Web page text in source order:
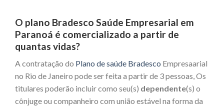
O plano Bradesco Saúde Empresarial em
Paranoá é comercializado a partir de
quantas vidas?
A contratação do Plano de saúde Bradesco Empresaarial
no Rio de Janeiro pode ser feita a partir de 3 pessoas, Os
titulares poderão incluir como seu(s) dependente(s) o
cônjuge ou companheiro com união estável na forma da